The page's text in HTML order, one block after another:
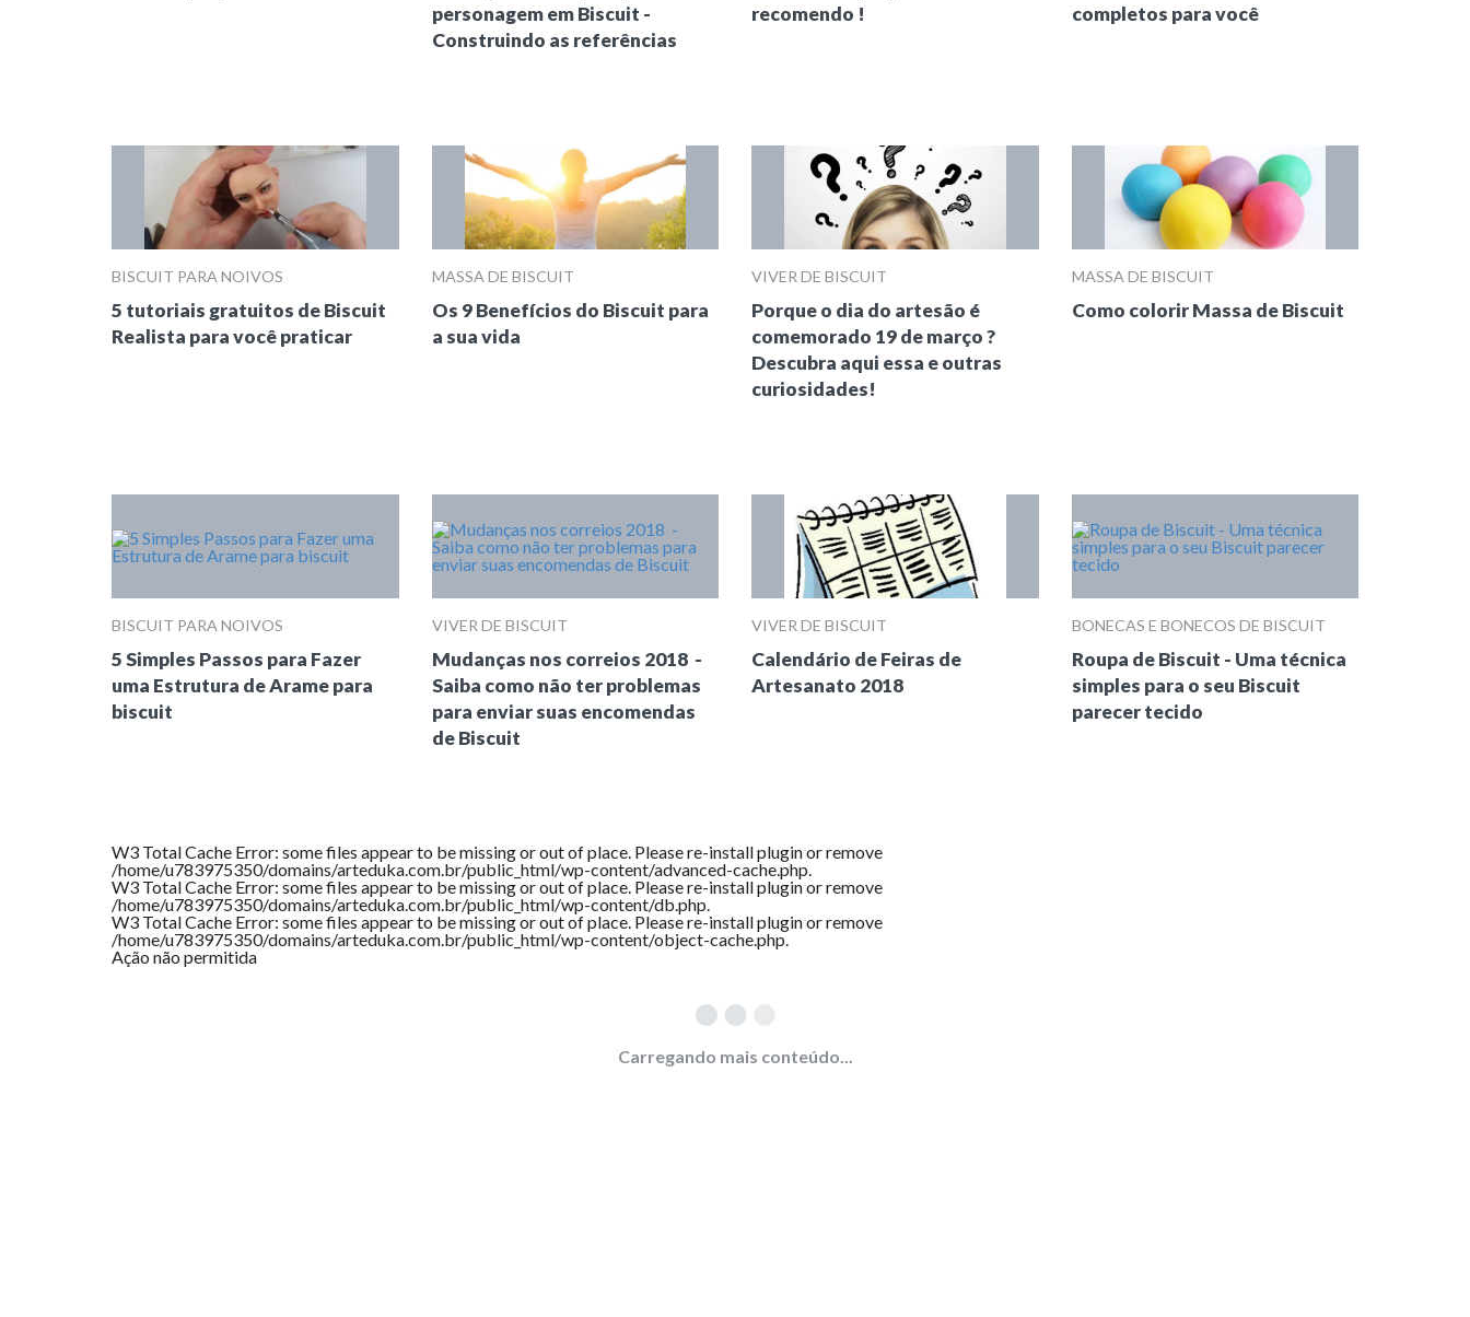
personagem em Biscuit -
Construindo as referências
recomendo !
completos para você
BISCUIT PARA NOIVOS
5 tutoriais gratuitos de Biscuit
Realista para você praticar
MASSA DE BISCUIT
Os 9 Benefícios do Biscuit para
a sua vida
VIVER DE BISCUIT
Porque o dia do artesão é
comemorado 19 de março ?
Descubra aqui essa e outras
curiosidades!
MASSA DE BISCUIT
Como colorir Massa de Biscuit
BISCUIT PARA NOIVOS
5 Simples Passos para Fazer
uma Estrutura de Arame para
biscuit
VIVER DE BISCUIT
Mudanças nos correios 2018 -
Saiba como não ter problemas
para enviar suas encomendas
de Biscuit
VIVER DE BISCUIT
Calendário de Feiras de
Artesanato 2018
BONECAS E BONECOS DE BISCUIT
Roupa de Biscuit - Uma técnica
simples para o seu Biscuit
parecer tecido
W3 Total Cache Error: some files appear to be missing or out of place. Please re-install plugin or remove
/home/u783975350/domains/arteduka.com.br/public_html/wp-content/advanced-cache.php.
W3 Total Cache Error: some files appear to be missing or out of place. Please re-install plugin or remove
/home/u783975350/domains/arteduka.com.br/public_html/wp-content/db.php.
W3 Total Cache Error: some files appear to be missing or out of place. Please re-install plugin or remove
/home/u783975350/domains/arteduka.com.br/public_html/wp-content/object-cache.php.
Ação não permitida
Carregando mais conteúdo...